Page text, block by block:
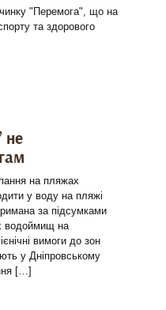
"Перемога", що на
та здорового
не
на пляжах
у воду на пляжі
за підсумками
водоймищ на
вимоги до зон
у Дніпровському
[…]